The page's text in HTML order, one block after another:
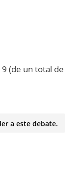
(de un total de
a este debate.